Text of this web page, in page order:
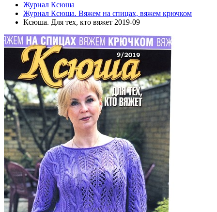
Журнал Ксюша
Журнал Ксюша. Вяжем на спицах, вяжем крючком
Ксюша. Для тех, кто вяжет 2019-09